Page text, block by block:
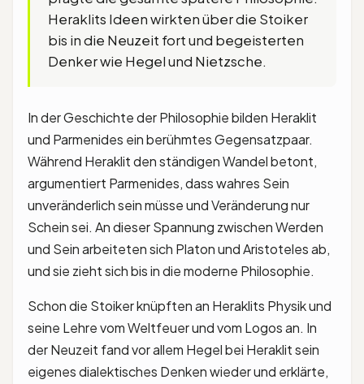
Heraklits Ideen wirkten über die Stoiker
bis in die Neuzeit fort und begeisterten
Denker wie Hegel und Nietzsche.
In der Geschichte der Philosophie bilden Heraklit
und Parmenides ein berühmtes Gegensatzpaar.
Während Heraklit den ständigen Wandel betont,
argumentiert Parmenides, dass wahres Sein
unveränderlich sein müsse und Veränderung nur
Schein sei. An dieser Spannung zwischen Werden
und Sein arbeiteten sich Platon und Aristoteles ab,
und sie zieht sich bis in die moderne Philosophie.
Schon die Stoiker knüpften an Heraklits Physik und
seine Lehre vom Weltfeuer und vom Logos an. In
der Neuzeit fand vor allem Hegel bei Heraklit sein
eigenes dialektisches Denken wieder und erklärte,